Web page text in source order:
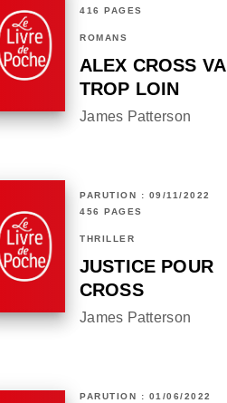
416 PAGES
ROMANS
ALEX CROSS VA
TROP LOIN
James Patterson
PARUTION : 09/11/2022
456 PAGES
THRILLER
JUSTICE POUR
CROSS
James Patterson
PARUTION : 01/06/2022